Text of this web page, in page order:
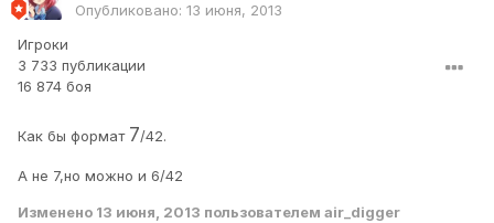
Опубликовано: 13 июня, 2013
Игроки
3 733 публикации
16 874 боя
Как бы формат 7/42.
А не 7,но можно и 6/42
Изменено 13 июня, 2013 пользователем air_digger